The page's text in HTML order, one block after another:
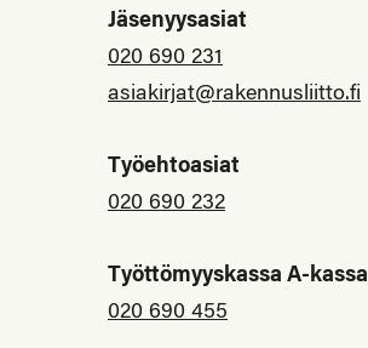
Jäsenyysasiat
020 690 231
asiakirjat@rakennusliitto.fi
Työehtoasiat
020 690 232
Työttömyyskassa A-kassa
020 690 455